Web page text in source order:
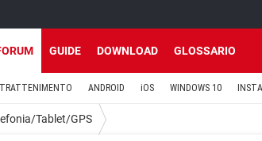
GUIDE DOWNLOAD GLOSSARIO
ANDROID iOS WINDOWS 10
Tablet/GPS